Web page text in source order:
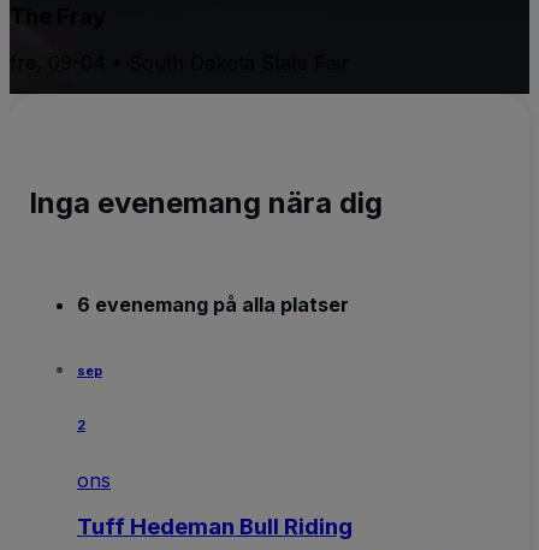
The Fray
Inga evenemang nära dig
6 evenemang på alla platser
sep
2
ons
Tuff Hedeman Bull Riding